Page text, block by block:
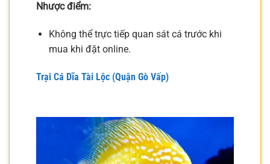
Nhược điểm:
Không thể trực tiếp quan sát cá trước khi
mua khi đặt online.
Trại Cá Dĩa Tài Lộc (Quận Gò Vấp)